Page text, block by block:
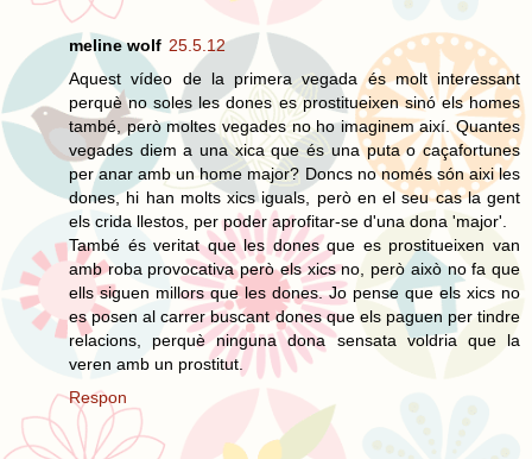
meline wolf 25.5.12
Aquest vídeo de la primera vegada és molt interessant
perquè no soles les dones es prostitueixen sinó els homes
també, però moltes vegades no ho imaginem així. Quantes
vegades diem a una xica que és una puta o caçafortunes
per anar amb un home major? Doncs no només són aixi les
dones, hi han molts xics iguals, però en el seu cas la gent
els crida llestos, per poder aprofitar-se d'una dona 'major'.
També és veritat que les dones que es prostitueixen van
amb roba provocativa però els xics no, però això no fa que
ells siguen millors que les dones. Jo pense que els xics no
es posen al carrer buscant dones que els paguen per tindre
relacions, perquè ninguna dona sensata voldria que la
veren amb un prostitut.
Respon